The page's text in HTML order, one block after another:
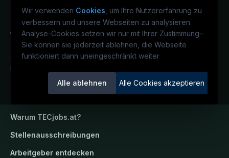
Wir verwenden Cookies , um Ihre Nutzererfahrung zu
verbessern und unsere Webseiten zu analysieren.
Analyse-Cookies setzen wir nur mit Ihrer Zustimmung–
Sie können sie jederzeit ablehnen, die Webseite
funktioniert dann uneingeschränkt weiter
Alle ablehnen Alle Cookies akzeptieren
Österreichs technisches Karriereportal.
Ein Service der candidatis GmbH.
TECjobs.at
Warum TECjobs.at?
Stellenausschreibungen
Arbeitgeber entdecken